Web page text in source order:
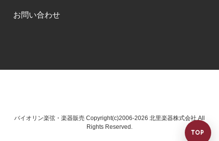
TOP
お問い合わせ
バイオリン楽弦・楽器販売 Copyright(c)2006-2026 北里楽器株式会社 All
Rights Reserved.